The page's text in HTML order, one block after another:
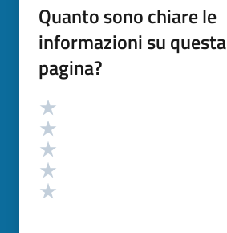
Quanto sono chiare le
informazioni su questa
pagina?
Valutazione